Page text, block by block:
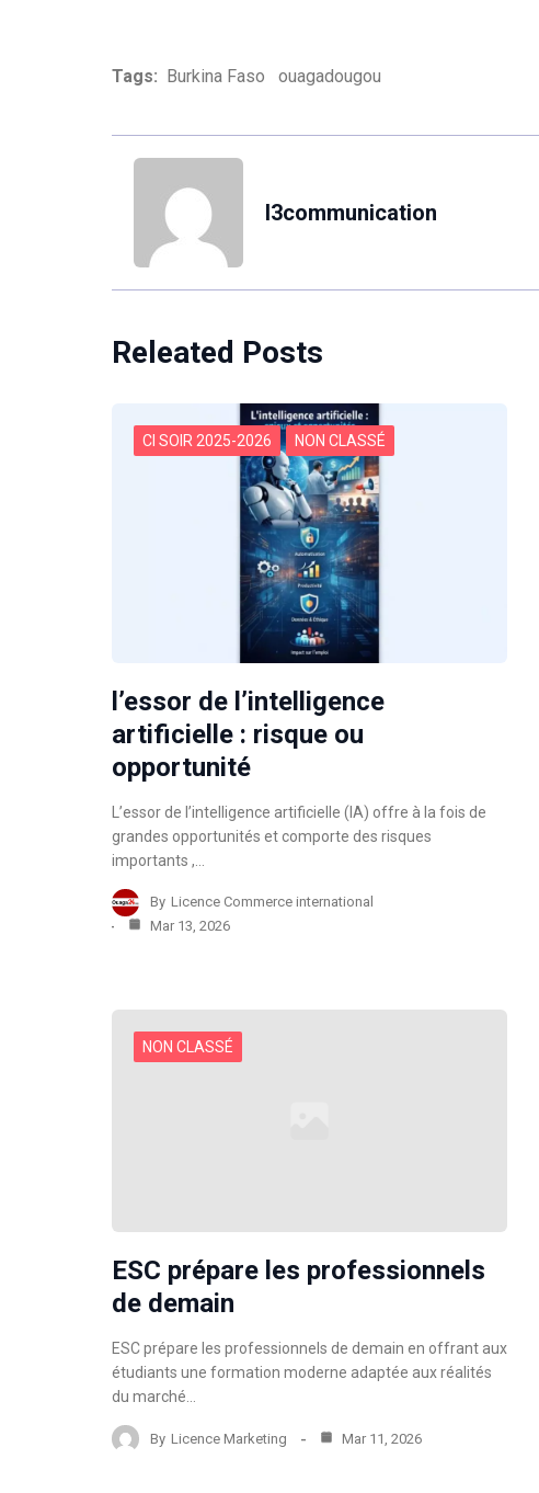
Tags: Burkina Faso ouagadougou
l3communication
Releated Posts
CI SOIR 2025-2026 NON CLASSÉ
l’essor de l’intelligence
artificielle : risque ou
opportunité
L’essor de l’intelligence artificielle (IA) offre à la fois de
grandes opportunités et comporte des risques
importants ,…
By Licence Commerce international
Mar 13, 2026
NON CLASSÉ
ESC prépare les professionnels
de demain
ESC prépare les professionnels de demain en offrant aux
étudiants une formation moderne adaptée aux réalités
du marché…
By Licence Marketing Mar 11, 2026